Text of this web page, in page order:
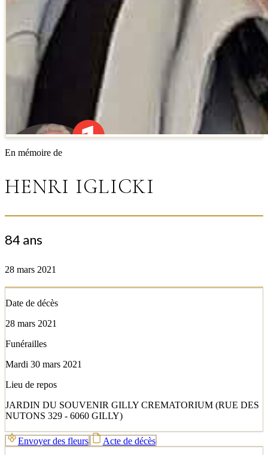
En mémoire de
HENRI IGLICKI
84 ans
28 mars 2021
Date de décès
28 mars 2021
Funérailles
Mardi 30 mars 2021
Lieu de repos
JARDIN DU SOUVENIR GILLY CREMATORIUM (RUE DES
NUTONS 329 - 6060 GILLY)
Envoyer des fleurs Acte de décès